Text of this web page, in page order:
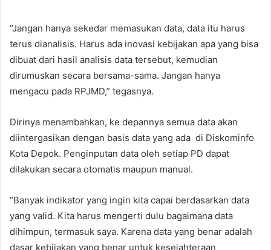
“Jangan hanya sekedar memasukan data, data itu harus
terus dianalisis. Harus ada inovasi kebijakan apa yang bisa
dibuat dari hasil analisis data tersebut, kemudian
dirumuskan secara bersama-sama. Jangan hanya
mengacu pada RPJMD,” tegasnya.
Dirinya menambahkan, ke depannya semua data akan
diintergasikan dengan basis data yang ada di Diskominfo
Kota Depok. Penginputan data oleh setiap PD dapat
dilakukan secara otomatis maupun manual.
“Banyak indikator yang ingin kita capai berdasarkan data
yang valid. Kita harus mengerti dulu bagaimana data
dihimpun, termasuk saya. Karena data yang benar adalah
dasar kebijakan yang benar untuk kesejahteraan